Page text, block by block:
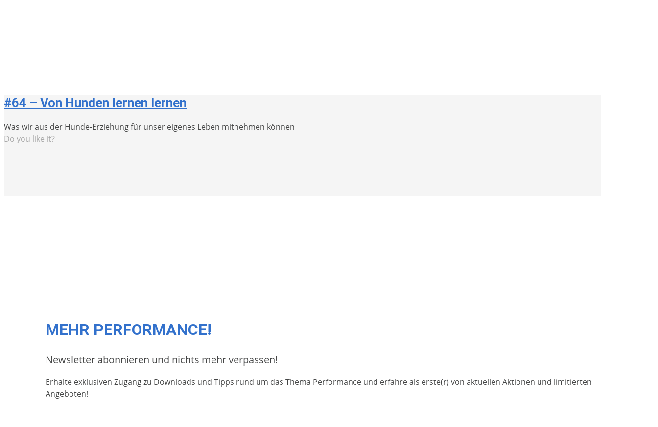
#64 – Von Hunden lernen lernen
Was wir aus der Hunde-Erziehung für unser eigenes Leben mitnehmen können
Do you like it?
MEHR PERFORMANCE!
Newsletter abonnieren und nichts mehr verpassen!
Erhalte exklusiven Zugang zu Downloads und Tipps rund um das Thema Performance und erfahre als erste(r) von aktuellen Aktionen und limitierten
Angeboten!